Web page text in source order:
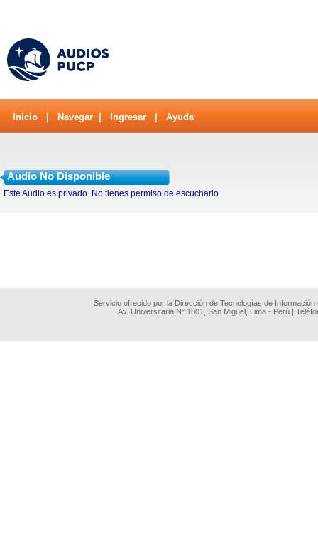
Inicio Navegar Ingresar Ayuda
Audio No Disponible
Este Audio es privado. No tienes permiso de escucharlo.
Servicio ofrecido por la Dirección de Tecnologías de
Av. Universitaria N° 1801, San Miguel, Lima - Perú |